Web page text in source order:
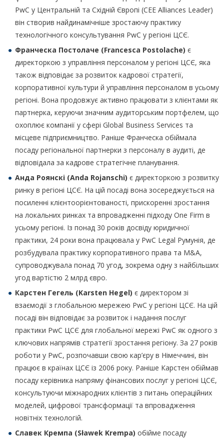
PwC у Центральній та Східній Європі (CEE Alliances Leader)
він створив найдинамічніше зростаючу практику
технологічного консультування PwC у регіоні ЦСЄ.
Франческа Постолаче (Francesca Postolache) є
директоркою з управління персоналом у регіоні ЦСЄ, яка
також відповідає за розвиток кадрової стратегії,
корпоративної культури й управління персоналом в усьому
регіоні. Вона продовжує активно працювати з клієнтами як
партнерка, керуючи значним аудиторським портфелем, що
охоплює компанії у сфері Global Business Services та
місцеве підприємництво. Раніше Франческа обіймала
посаду регіональної партнерки з персоналу в аудиті, де
відповідала за кадрове стратегічне планування.
Анда Роянскі (Anda Rojanschi) є директоркою з розвитку
ринку в регіоні ЦСЄ. На цій посаді вона зосереджується на
посиленні клієнтоорієнтованості, прискоренні зростання
на локальних ринках та впровадженні підходу One Firm в
усьому регіоні. Із понад 30 років досвіду юридичної
практики, 24 роки вона працювала у PwC Legal Румунія, де
розбудувала практику корпоративного права та M&A,
супроводжувала понад 70 угод, зокрема одну з найбільших
угод вартістю 2 млрд євро.
Карстен Гегель (Karsten Hegel) є директором зі
взаємодії з глобальною мережею PwC у регіоні ЦСЄ. На цій
посаді він відповідає за розвиток і надання послуг
практики PwC ЦСЄ для глобальної мережі PwC як одного з
ключових напрямів стратегії зростання регіону. За 27 років
роботи у PwC, розпочавши свою кар’єру в Німеччині, він
працює в країнах ЦСЄ із 2006 року. Раніше Карстен обіймав
посаду керівника напряму фінансових послуг у регіоні ЦСЄ,
консультуючи міжнародних клієнтів з питань операційних
моделей, цифрової трансформації та впровадження
новітніх технологій.
Славек Кремпа (Sławek Krempa) обійме посаду